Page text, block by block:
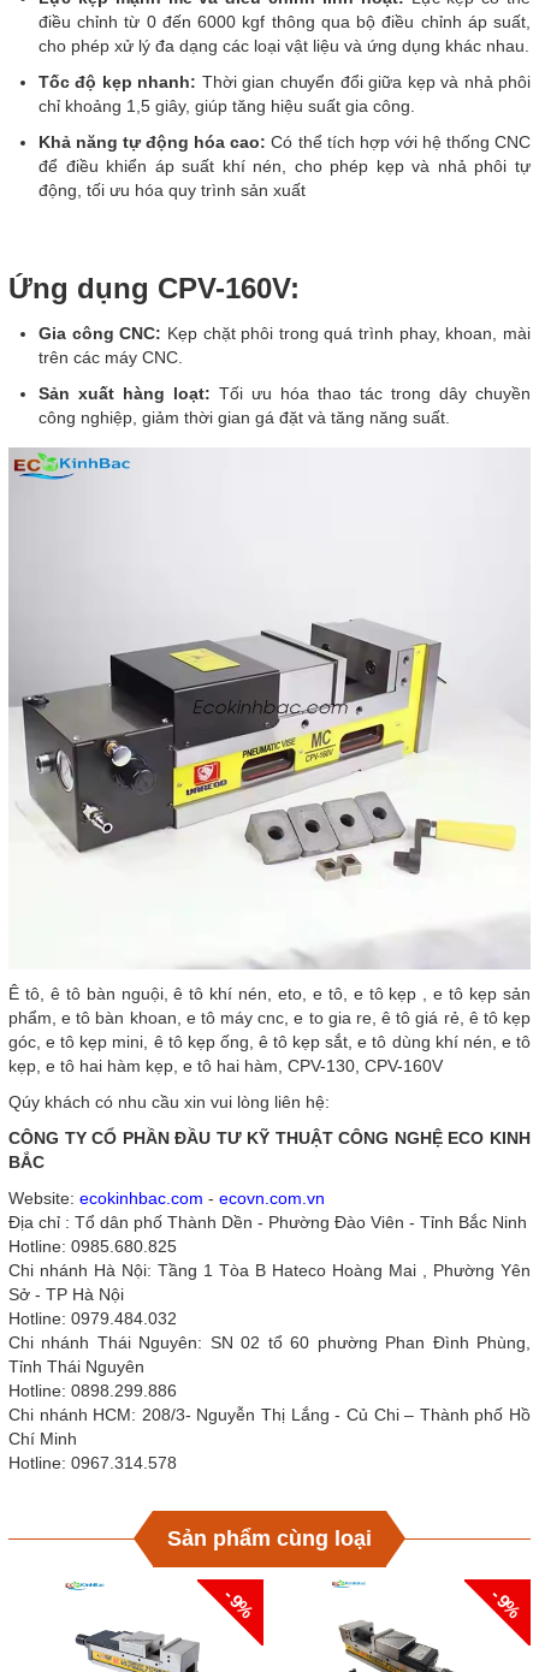
điều chỉnh từ 0 đến 6000 kgf thông qua bộ điều chỉnh áp suất,
cho phép xử lý đa dạng các loại vật liệu và ứng dụng khác nhau.
Tốc độ kẹp nhanh: Thời gian chuyển đổi giữa kẹp và nhả phôi
chỉ khoảng 1,5 giây, giúp tăng hiệu suất gia công.​
Khả năng tự động hóa cao: Có thể tích hợp với hệ thống CNC
để điều khiển áp suất khí nén, cho phép kẹp và nhả phôi tự
động, tối ưu hóa quy trình sản xuất
Ứng dụng CPV-160V:
Gia công CNC: Kẹp chặt phôi trong quá trình phay, khoan, mài
trên các máy CNC.​
Sản xuất hàng loạt: Tối ưu hóa thao tác trong dây chuyền
công nghiệp, giảm thời gian gá đặt và tăng năng suất.
Ê tô, ê tô bàn nguội, ê tô khí nén, eto, e tô, e tô kẹp , e tô kẹp sản
phẩm, e tô bàn khoan, e tô máy cnc, e to gia re, ê tô giá rẻ, ê tô kẹp
góc, e tô kẹp mini, ê tô kẹp ống, ê tô kẹp sắt, e tô dùng khí nén, e tô
kẹp, e tô hai hàm kẹp, e tô hai hàm, CPV-130, CPV-160V
Qúy khách có nhu cầu xin vui lòng liên hệ:
CÔNG TY CỔ PHẦN ĐẦU TƯ KỸ THUẬT CÔNG NGHỆ ECO KINH
BẮC
Website: ecokinhbac.com - ecovn.com.vn
Địa chỉ : Tổ dân phố Thành Dền - Phường Đào Viên - Tỉnh Bắc Ninh
Hotline: 0985.680.825
Chi nhánh Hà Nội: Tầng 1 Tòa B Hateco Hoàng Mai , Phường Yên
Sở - TP Hà Nội
Hotline: 0979.484.032
Chi nhánh Thái Nguyên: SN 02 tổ 60 phường Phan Đình Phùng,
Tỉnh Thái Nguyên
Hotline: 0898.299.886
Chi nhánh HCM: 208/3- Nguyễn Thị Lắng - Củ Chi – Thành phố Hồ
Chí Minh
Hotline: 0967.314.578
Sản phẩm cùng loại
- 9% - 9%